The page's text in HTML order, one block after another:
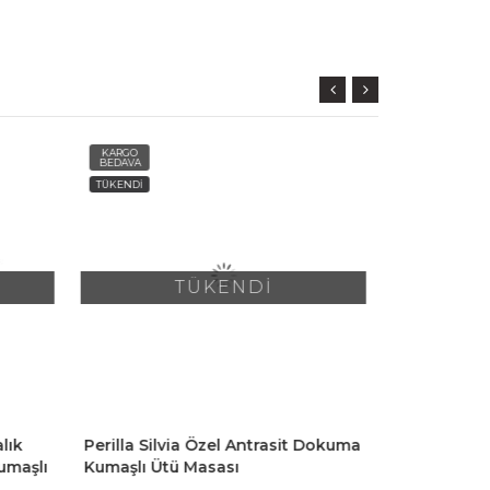
KARGO
BEDAVA
TÜKENDİ
TÜKENDİ
Perilla Silvia Özel Antrasit Dokuma
Kumaşlı Ütü Masası